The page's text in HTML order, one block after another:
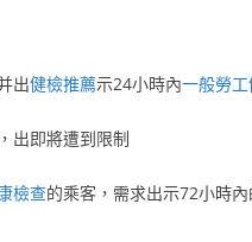
出健檢推薦示24小時內一般勞
出即將遭到限制
檢查的乘客，需求出示72小時